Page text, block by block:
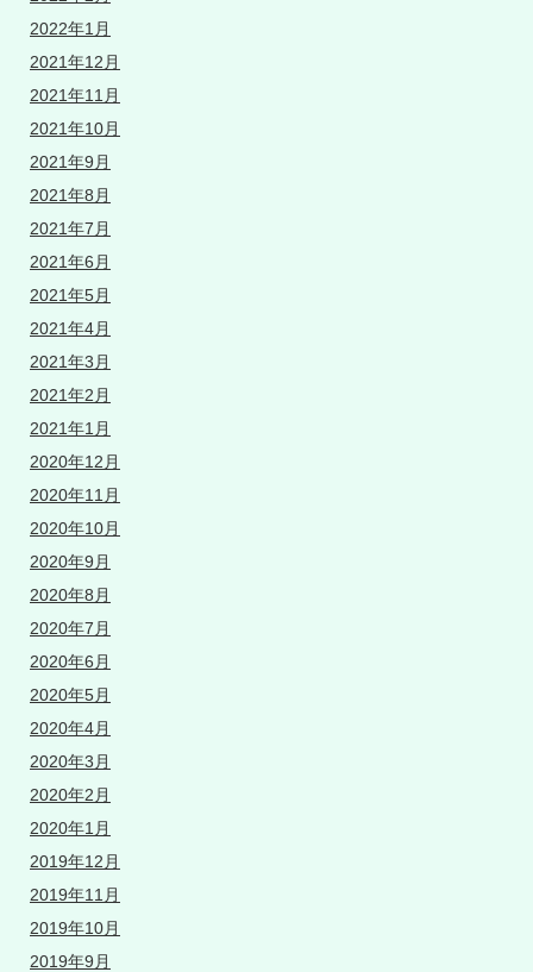
2022年1月
2021年12月
2021年11月
2021年10月
2021年9月
2021年8月
2021年7月
2021年6月
2021年5月
2021年4月
2021年3月
2021年2月
2021年1月
2020年12月
2020年11月
2020年10月
2020年9月
2020年8月
2020年7月
2020年6月
2020年5月
2020年4月
2020年3月
2020年2月
2020年1月
2019年12月
2019年11月
2019年10月
2019年9月